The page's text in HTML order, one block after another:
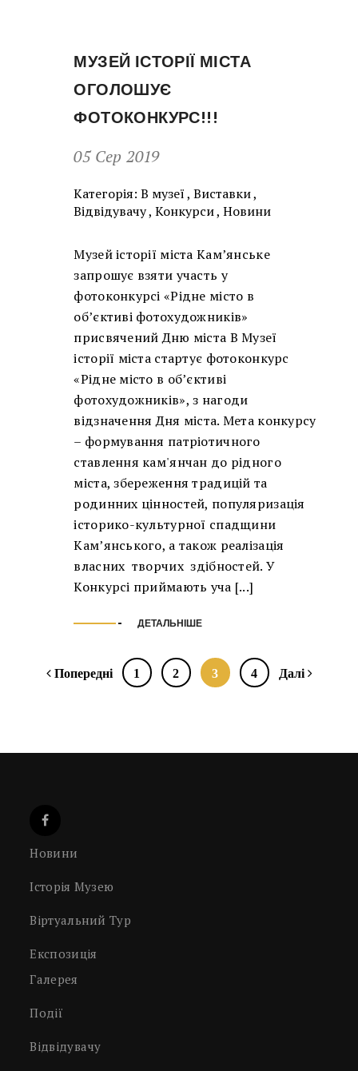
МУЗЕЙ ІСТОРІЇ МІСТА
ОГОЛОШУЄ
ФОТОКОНКУРС!!!
05 Сер 2019
Категорія: В музеї,Виставки,
Відвідувачу,Конкурси,Новини
Музей історії міста Кам’янське
запрошує взяти участь у
фотоконкурсі «Рідне місто в
об’єктиві фотохудожників»
присвячений Дню міста В Музеї
історії міста стартує фотоконкурс
«Рідне місто в об’єктиві
фотохудожників», з нагоди
відзначення Дня міста. Мета конкурсу
– формування патріотичного
ставлення кам'янчан до рідного
міста, збереження традицій та
родинних цінностей, популяризація
історико-культурної спадщини
Кам’янського, а також реалізація
власних творчих здібностей. У
Конкурсі приймають уча [...]
ДЕТАЛЬНІШЕ
Попередні 1 2 3 4 Далі
Новини
Історія Музею
Віртуальний Тур
Експозиція
Галерея
Події
Відвідувачу